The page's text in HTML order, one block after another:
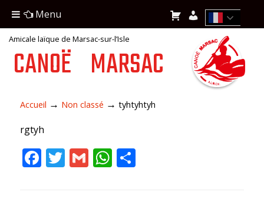
Amicale laïque de Marsac-sur-l’Isle
CANOË MARSAC
Accueil → Non classé → tyhtyhtyh
rgtyh
Facebook
Twitter
GmailWhatsApp
Menu